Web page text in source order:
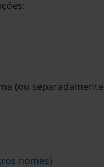
(ou
nomes)